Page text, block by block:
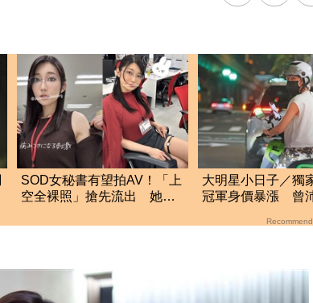
SOD女秘書有望拍AV！「上
空全裸照」搶先流出 她認
大明星小日子／獨
冠軍身價暴漲 曾